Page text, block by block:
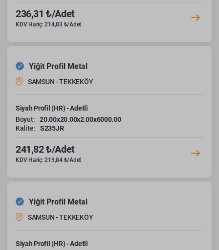
236,31 ₺/Adet
KDV Hariç: 214,83 ₺/Adet
Yiğit Profil Metal
SAMSUN - TEKKEKÖY
Siyah Profil (HR) - Adetli
Boyut:
20.00x20.00x2.00x6000.00
Kalite:
S235JR
241,82 ₺/Adet
KDV Hariç: 219,84 ₺/Adet
Yiğit Profil Metal
SAMSUN - TEKKEKÖY
Siyah Profil (HR) - Adetli